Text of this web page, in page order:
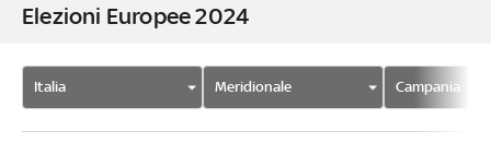
Elezioni Europee 2024
Italia Meridionale Campania